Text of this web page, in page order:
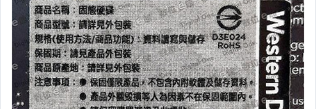
├ GoPro 原廠配件
├ Kodak 原廠配件
└ Sjcam 原廠配件.副廠配件